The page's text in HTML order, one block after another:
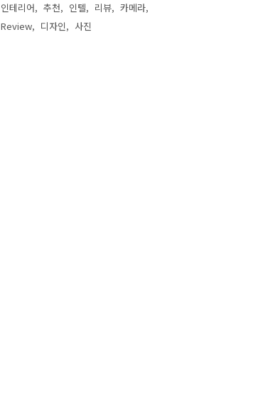
인테리어
추천 인텔 리뷰
카메라
Review
디자인 사진